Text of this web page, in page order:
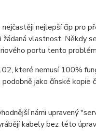
nejlepší čip pro
vlastnost. Někdy
portu tento
které nemusí 100%
jako čínské kopie
námi upravený
kabely bez této